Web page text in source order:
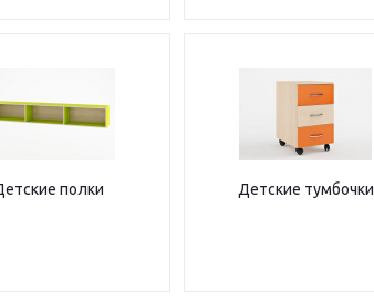
полки
Детские тумбочки